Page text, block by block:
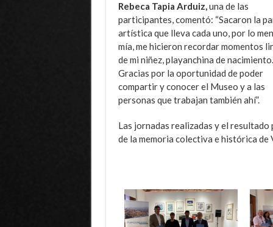
Rebeca Tapia Arduiz,una de las
participantes, comentó: “Sacaron la
artística que lleva cada uno, por lo
mía, me hicieron recordar momentos
de mi niñez, playanchina de nacimiento.
Gracias por la oportunidad de poder
compartir y conocer el Museo y a las
personas que trabajan también ahí”.
Las jornadas realizadas y el
de la memoria colectiva e histórica de